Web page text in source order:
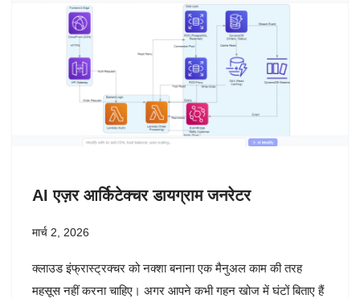
AI एज़र आर्किटेक्चर डायग्राम जनरेटर
मार्च 2, 2026
क्लाउड इंफ्रास्ट्रक्चर को नक्शा बनाना एक मैनुअल काम की तरह
महसूस नहीं करना चाहिए। अगर आपने कभी गहन खोज में घंटों बिताए हैं